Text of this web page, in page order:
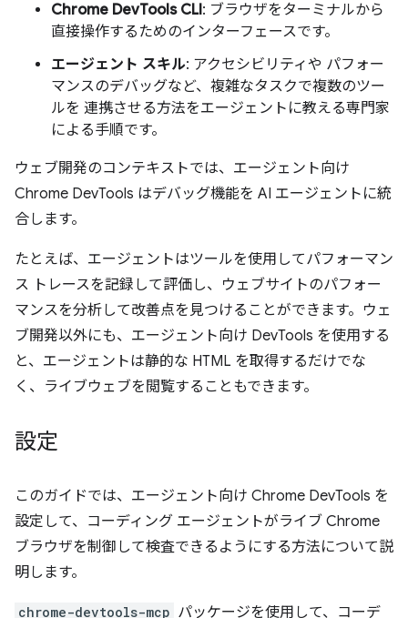
Chrome DevTools CLI: ブラウザをターミナルから
直接操作するためのインターフェースです。
エージェント スキル: アクセシビリティや パフォー
マンスのデバッグなど、複雑なタスクで複数のツー
ルを 連携させる方法をエージェントに教える専門家
による手順です。
ウェブ開発のコンテキストでは、エージェント向け
Chrome DevTools はデバッグ機能を AI エージェントに統
合します。
たとえば、エージェントはツールを使用してパフォーマン
ス トレースを記録して評価し、ウェブサイトのパフォー
マンスを分析して改善点を見つけることができます。ウェ
ブ開発以外にも、エージェント向け DevTools を使用する
と、エージェントは静的な HTML を取得するだけでな
く、ライブウェブを閲覧することもできます。
設定
このガイドでは、エージェント向け Chrome DevTools を
設定して、コーディング エージェントがライブ Chrome
ブラウザを制御して検査できるようにする方法について説
明します。
chrome-devtools-mcp パッケージを使用して、コーデ